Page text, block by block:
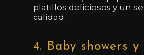
platillos deliciosos y un
calidad.
4. Baby showers